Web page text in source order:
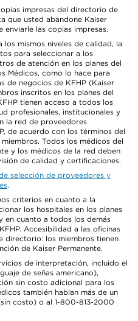
impresas del directorio de
que usted abandone Kaiser
enviarle las copias impresas.
los mismos niveles de calidad, la
para seleccionar a los
de atención en los planes del
Médicos, como lo hace para
de negocios de KFHP (Kaiser
inscritos en los planes del
tienen acceso a todos los
profesionales, institucionales y
la red de proveedores
de acuerdo con los términos del
Todos los médicos del
y los médicos de la red deben
de calidad y certificaciones.
selección de proveedores y
.
criterios en cuanto a la
los hospitales en los planes
en cuanto a todos los demás
Accesibilidad a las oficinas
directorio: los miembros tienen
de Kaiser Permanente.
de interpretación, incluido el
de señas americano),
sin costo adicional para los
también hablan más de un
costo) o al 1-800-813-2000